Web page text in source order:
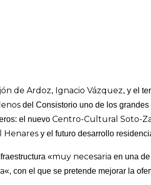
de Ardoz, Ignacio Vázquez, y el
del Consistorio uno de los
el nuevoCentro-Cultural Soto-
Henaresy el futuro desarrollo
«muy necesaria en una
«, con el que se pretende mejorar la